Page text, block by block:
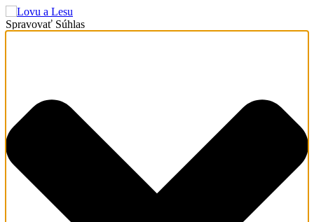
Spravovať Súhlas